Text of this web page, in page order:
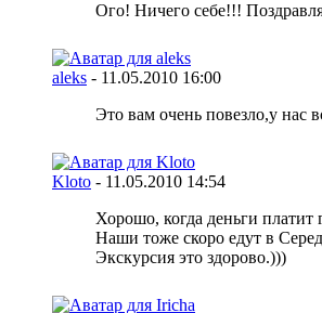
Ого! Ничего себе!!!
aleks - 11.05.2010 16:00
Это вам очень повезло,у нас
Kloto - 11.05.2010 14:54
Хорошо, когда деньги платит
Наши тоже скоро едут в
Экскурсия это здорово.)))